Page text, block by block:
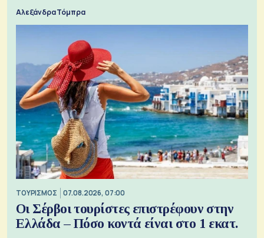
Αλεξάνδρα Τόμπρα
ΤΟΥΡΙΣΜΟΣ 07.08.2026, 07:00
Οι Σέρβοι τουρίστες επιστρέφουν στην
Ελλάδα – Πόσο κοντά είναι στο 1 εκατ.